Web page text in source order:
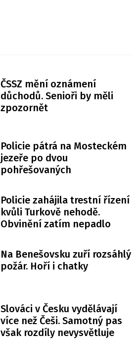
ČSSZ mění oznámení
důchodů. Senioři by měli
zpozornět
Policie pátrá na Mosteckém
jezeře po dvou
pohřešovaných
Policie zahájila trestní řízení
kvůli Turkově nehodě.
Obvinění zatím nepadlo
Na Benešovsku zuří rozsáhlý
požár. Hoří i chatky
Slováci v Česku vydělávají
více než Češi. Samotný pas
však rozdíly nevysvětluje